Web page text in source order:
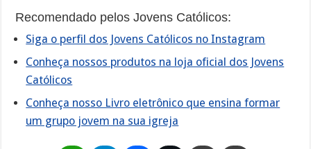
Recomendado pelos Jovens Católicos:
Siga o perfil dos Jovens Católicos no Instagram
Conheça nossos produtos na loja oficial dos Jovens
Católicos
Conheça nosso Livro eletrônico que ensina formar
um grupo jovem na sua igreja